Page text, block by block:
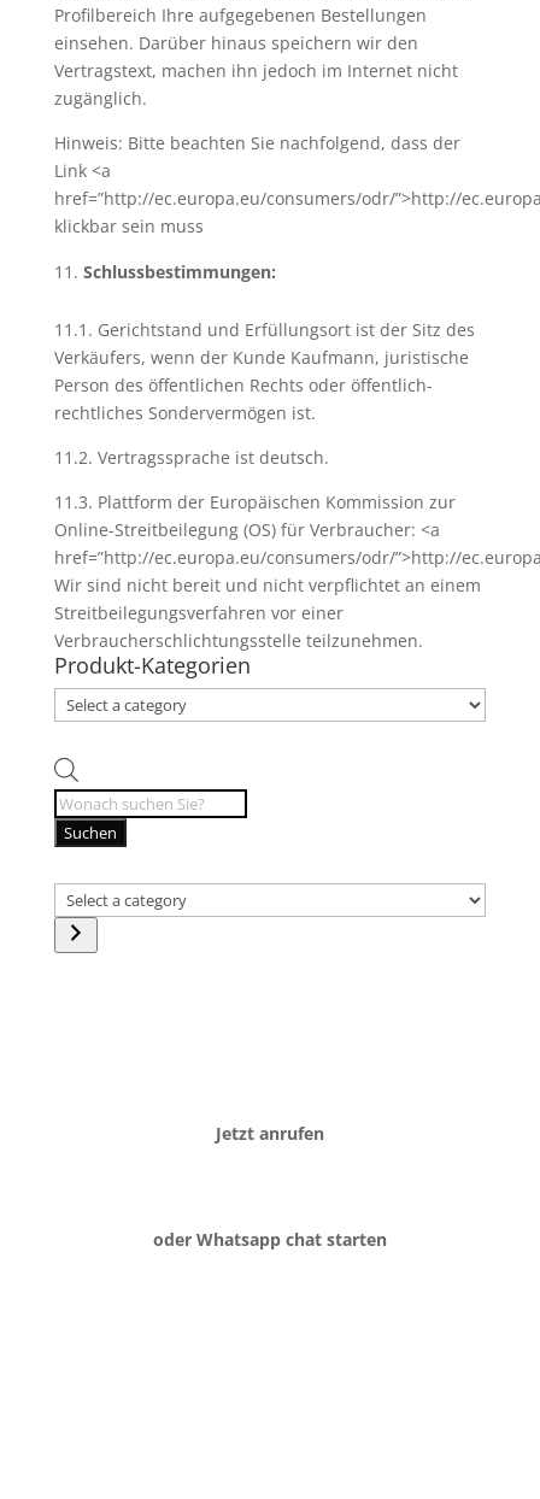
Profilbereich Ihre aufgegebenen Bestellungen
einsehen. Darüber hinaus speichern wir den
Vertragstext, machen ihn jedoch im Internet nicht
zugänglich.
Hinweis: Bitte beachten Sie nachfolgend, dass der
Link <a
href=”http://ec.europa.eu/consumers/odr/”>http://
klickbar sein muss
Schlussbestimmungen:
11.1. Gerichtstand und Erfüllungsort ist der Sitz des
Verkäufers, wenn der Kunde Kaufmann, juristische
Person des öffentlichen Rechts oder öffentlich-
rechtliches Sondervermögen ist.
11.2. Vertragssprache ist deutsch.
11.3. Plattform der Europäischen Kommission zur
Online-Streitbeilegung (OS) für Verbraucher: <a
href=”http://ec.europa.eu/consumers/odr/”>http://
Wir sind nicht bereit und nicht verpflichtet an einem
Streitbeilegungsverfahren vor einer
Verbraucherschlichtungsstelle teilzunehmen.
Produkt-Kategorien
Products
search
Suchen
Select
a
category
Jetzt anrufen
oder Whatsapp chat starten